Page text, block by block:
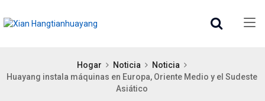
Hogar Noticia
Noticia
Huayang instala máquinas en Europa, Oriente Medio y el Sudeste
Asiático